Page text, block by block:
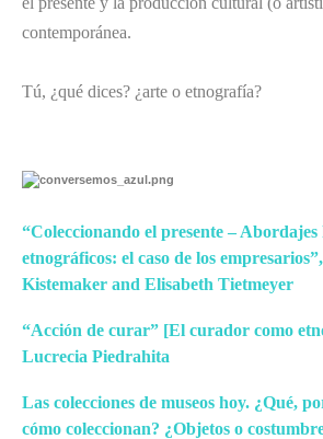
contemporánea.
Tú, ¿qué dices? ¿arte o etnografía?
“Coleccionando el presente –
etnográficos: el caso de los
Kistemaker and Elisabeth Tietmeyer
“Acción de curar” [El curador como
Lucrecia Piedrahita
Las colecciones de museos hoy. ¿Qué,
cómo coleccionan? ¿Objetos o